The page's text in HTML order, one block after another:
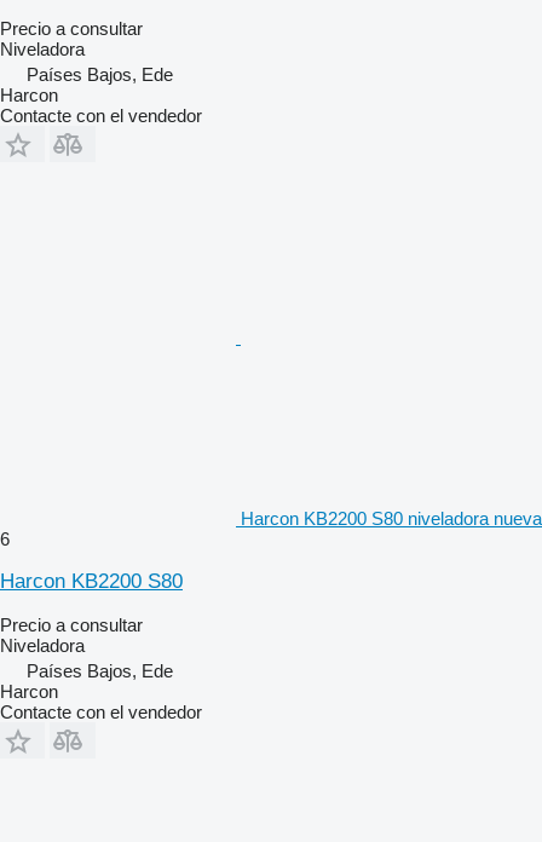
Precio a consultar
Niveladora
Países Bajos, Ede
Harcon
Contacte con el vendedor
Harcon KB2200 S80 niveladora nueva
6
Harcon KB2200 S80
Precio a consultar
Niveladora
Países Bajos, Ede
Harcon
Contacte con el vendedor